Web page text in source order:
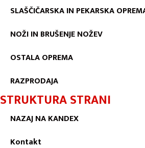
SLAŠČIČARSKA IN PEKARSKA
NOŽI IN BRUŠENJE NOŽEV
OSTALA OPREMA
RAZPRODAJA
STRUKTURA STRANI
NAZAJ NA KANDEX
Kontakt